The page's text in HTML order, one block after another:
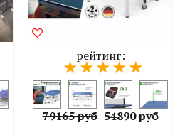
рейтинг:
79165 руб 54890 руб